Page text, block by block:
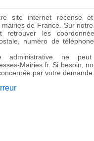
site internet recense
de France. Sur
retrouver les
numéro de
administrative ne
Mairies.fr. Si besoin,
par votre demande.